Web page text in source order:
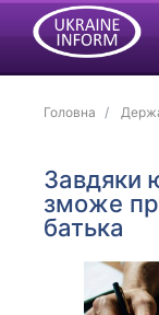
Головна
Завдяки
зможе
батька